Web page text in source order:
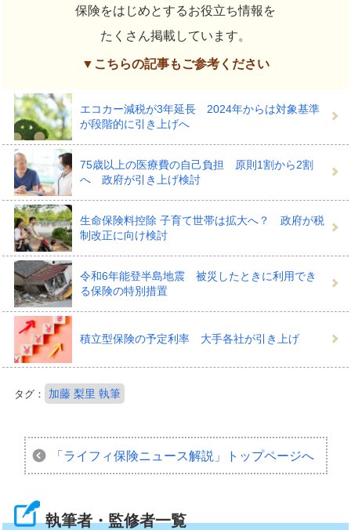
保険をはじめとするお役立ち情報を
たくさん掲載しています。
▼こちらの記事もご参考ください
エコカー減税が3年延長 2024年からは対象基準
が段階的に引き上げへ
75歳以上の医療費の自己負担 原則1割から2割
へ 政府が引き上げ検討
生命保険料控除 子育て世帯は拡大へ？ 政府が税
制改正に向け検討
令和6年能登半島地震 被災したときに利用でき
る保険の特別措置
積立型保険の予定利率 大手各社が引き上げ
タグ： 加藤 梨里 執筆
「ライフィ保険ニュース解説」 トップページへ
執筆者・監修者一覧